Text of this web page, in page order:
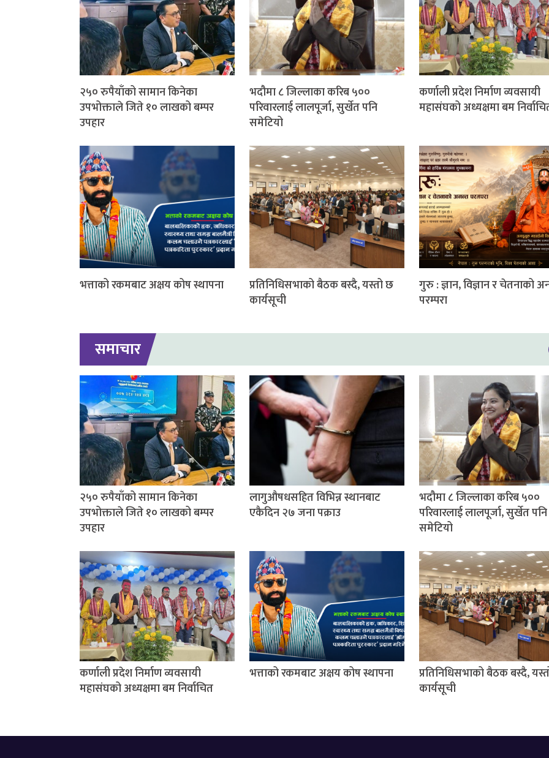
२५० रुपैयाँको सामान किनेका
उपभोक्ताले जिते १० लाखको बम्पर
उपहार
भदौमा ८ जिल्लाका करिब ५००
परिवारलाई लालपूर्जा, सुर्खेत पनि
समेटियो
कर्णाली प्रदेश निर्माण व्यवसायी
महासंघको अध्यक्षमा बम
भत्ताको रकमबाट अक्षय कोष स्थापना
प्रतिनिधिसभाको बैठक बस्दै, यस्तो छ
कार्यसूची
गुरु : ज्ञान, विज्ञान र चेतनाको
परम्परा
समाचार
२५० रुपैयाँको सामान किनेका
उपभोक्ताले जिते १० लाखको बम्पर
उपहार
लागुऔषधसहित विभिन्न स्थानबाट
एकैदिन २७ जना पक्राउ
भदौमा ८ जिल्लाका करिब ५००
परिवारलाई लालपूर्जा, सुर्खेत पनि
समेटियो
कर्णाली प्रदेश निर्माण व्यवसायी
महासंघको अध्यक्षमा बम निर्वाचित
भत्ताको रकमबाट अक्षय कोष स्थापना
प्रतिनिधिसभाको बैठक बस्दै,
कार्यसूची